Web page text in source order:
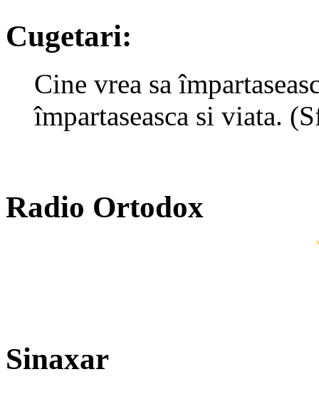
Cugetari:
Cine vrea sa
împartaseasca si viata.
Radio Ortodox
Sinaxar